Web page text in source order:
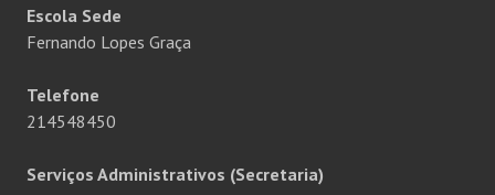
Escola Sede
Fernando Lopes Graça
Telefone
214548450
Serviços Administrativos (Secretaria)